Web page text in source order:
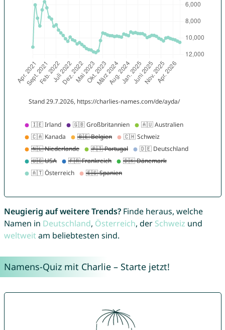
Neugierig auf weitere Trends?Finde heraus, welche
Namen in Deutschland, Österreich, der Schweiz und
weltweitam beliebtesten sind.
Namens-Quiz mit Charlie – Starte jetzt!